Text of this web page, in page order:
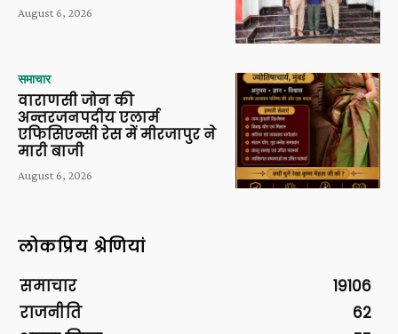
August 6, 2026
समाचार
वाराणसी जोन की
अन्तरजनपदीय एलार्म
एफिसिएन्सी रेस में मीरजापुर ने
मारी बाजी
August 6, 2026
लोकप्रिय श्रेणियां
समाचार
19106
राजनीति
62